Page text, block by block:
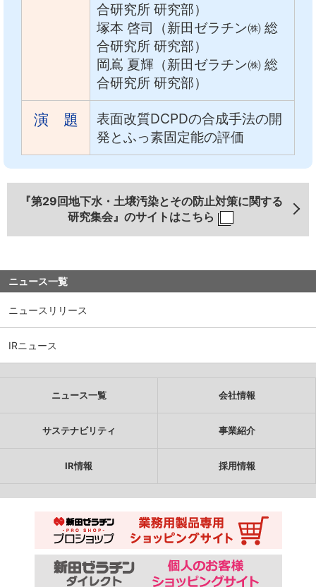
ニュース一覧
ニュースリリース
IRニュース
合研究所 研究部）
塚本 啓司（新田ゼラチン㈱ 総
合研究所 研究部）
岡嶌 夏輝（新田ゼラチン㈱ 総
合研究所 研究部）
演 題
表面改質DCPDの合成手法の開
発とふっ素固定能の評価
『第29回地下水・土壌汚染とその防止対策に関する
研究集会』のサイトはこちら
ニュース一覧 会社情報
サステナビリティ 事業紹介
IR情報 採用情報